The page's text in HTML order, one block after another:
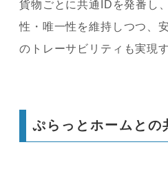
貨物ごとに共通IDを発番し
性・唯一性を維持しつつ、
のトレーサビリティも実現す
ぷらっとホームとの